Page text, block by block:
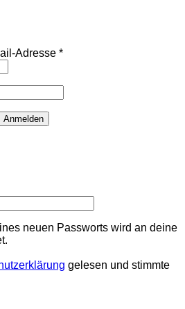
Adresse *Erforderlich
Anmelden
neuen Passworts wird an deine
gelesen und stimmte